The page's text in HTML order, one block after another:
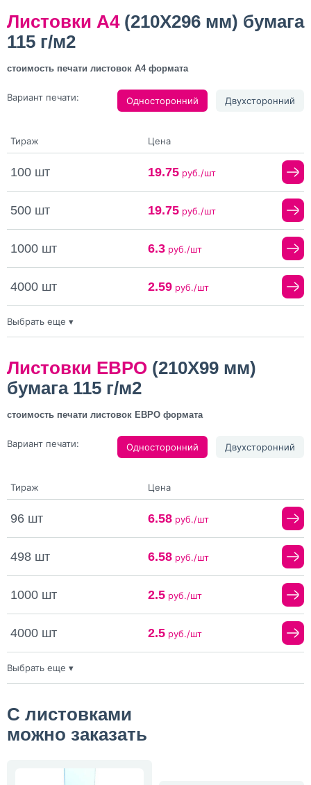
Листовки А4(210X296 мм) бумага
115 г/м2
стоимость печати листовок А4 формата
Вариант печати: Односторонний Двухсторонний
Тираж Цена
100 шт 19.75руб./шт
500 шт 19.75руб./шт
1000 шт 6.3руб./шт
4000 шт 2.59руб./шт
10000 шт
20000 шт 1.75руб./шт
Выбрать еще ▾
Листовки ЕВРО (210X99 мм)
бумага 115 г/м2
стоимость печати листовок ЕВРО формата
Вариант печати: Односторонний Двухсторонний
Тираж Цена
96 шт 6.58руб./шт
498 шт 6.58руб./шт
1000 шт 2.5руб./шт
4000 шт 2.5руб./шт
10000 шт
20000 шт
Выбрать еще ▾
С листовками
можно заказать